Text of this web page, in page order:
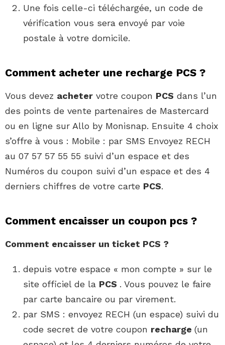
Une fois celle-ci téléchargée, un code de
vérification vous sera envoyé par voie
postale à votre domicile.
Comment acheter une recharge PCS ?
Vous devez acheter votre coupon PCS dans l’un
des points de vente partenaires de Mastercard
ou en ligne sur Allo by Monisnap. Ensuite 4 choix
s’offre à vous : Mobile : par SMS Envoyez RECH
au 07 57 57 55 55 suivi d’un espace et des
Numéros du coupon suivi d’un espace et des 4
derniers chiffres de votre carte PCS.
Comment encaisser un coupon pcs ?
Comment encaisser un ticket PCS ?
depuis votre espace « mon compte » sur le
site officiel de la PCS . Vous pouvez le faire
par carte bancaire ou par virement.
par SMS : envoyez RECH (un espace) suivi du
code secret de votre coupon recharge (un